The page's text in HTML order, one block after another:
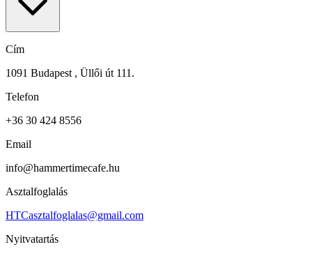
Cím
1091 Budapest , Üllői út 111.
Telefon
+36 30 424 8556
Email
info@hammertimecafe.hu
Asztalfoglalás
HTCasztalfoglalas@gmail.com
Nyitvatartás